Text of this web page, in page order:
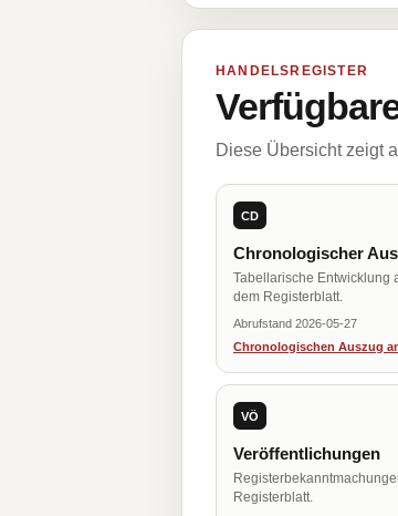
HANDELSREGISTER
Diese Übersicht zeigt
CD
Chronologischer
Tabellarische Entwicklung
dem Registerblatt.
Abrufstand 2026-05-27
Chronologischen Auszug
VÖ
Veröffentlichungen
Registerblatt.